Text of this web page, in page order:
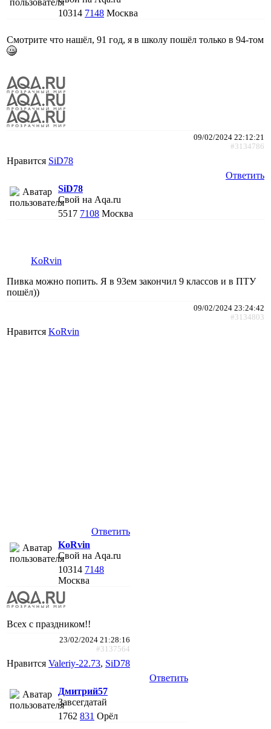
10314 7148 Москва
Смотрите что нашёл, 91 год, я в школу пошёл только в 94-том
09/02/2024 22:12:21
#3134786
Нравится SiD78
Ответить
SiD78
Свой на Aqa.ru
5517 7108 Москва
KoRvin
Пивка можно попить. Я в 93ем закончил 9 классов и в ПТУ
пошёл))
09/02/2024 23:24:42
#3134803
Нравится KoRvin
Ответить
KoRvin
Свой на Aqa.ru
10314 7148
Москва
Всех с праздником!!
23/02/2024 21:28:16
#3137564
Нравится Valeriy-22.73, SiD78
Ответить
Дмитрий57
Завсегдатай
1762 831 Орёл